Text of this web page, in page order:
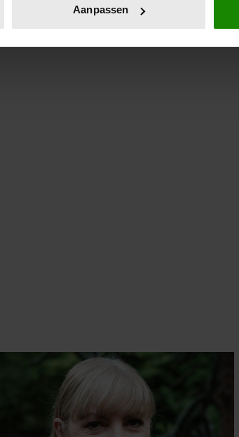
in de Cookieverklaring.
te personaliseren, om functies voor
we informatie over uw gebruik van onze site
kunnen deze gegevens combineren met
Aanpassen
overlijden van Jerney Kaagman is hard
bij haar oud-collega’s van Idols.
Jim Bakkum en Jamai Loman staan stil bij
overlijden van de zangeres.